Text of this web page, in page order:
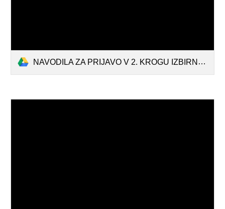
NAVODILA ZA PRIJAVO V 2. KROGU IZBIRNEGA POSTOPKA.pdf